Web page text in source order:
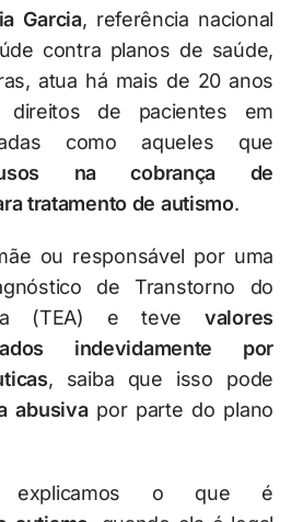
Garcia, referência nacional
contra planos de saúde,
atua há mais de 20 anos
de pacientes em
como aqueles que
na cobrança de
tratamento de autismo.
ou responsável por uma
de Transtorno do
(TEA) e tevevalores
indevidamente por
, saiba que isso pode
abusivapor parte do plano
explicamos o que é